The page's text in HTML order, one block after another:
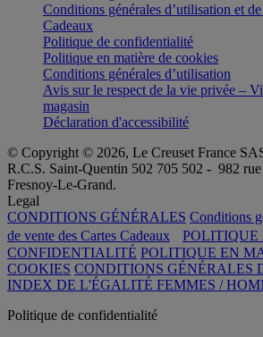
Conditions générales d’utilisation et
Cadeaux
Politique de confidentialité
Politique en matière de cookies
Conditions générales d’utilisation
Avis sur le respect de la vie privée –
magasin
Déclaration d'accessibilité
© Copyright © 2026, Le Creuset France
R.C.S. Saint-Quentin 502 705 502 - 982
Fresnoy-Le-Grand.
Legal
CONDITIONS GÉNÉRALES Conditions
de vente des Cartes Cadeaux
POLITIQUE
CONFIDENTIALITÉ POLITIQUE EN
COOKIES CONDITIONS GÉNÉRALES
INDEX DE L'ÉGALITÉ FEMMES /
Politique de confidentialité